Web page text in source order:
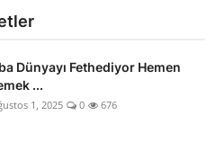
Dünyayı Fethediyor Hemen
...
1, 2025 0 676